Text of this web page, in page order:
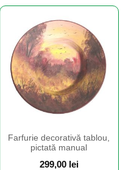
Farfurie decorativă tablou,
pictată manual
299,00 lei